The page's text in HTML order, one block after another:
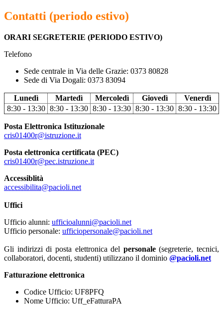
Contatti (periodo estivo)
ORARI SEGRETERIE (PERIODO ESTIVO)
Telefono
Sede centrale in Via delle Grazie: 0373 80828
Sede di Via Dogali: 0373 83094
Lunedì Martedì Mercoledì Giovedì
Venerdì
8:30 - 13:30 8:30 - 13:30 8:30 - 13:30 8:30 - 13:30 8:30 - 13:30
Posta Elettronica Istituzionale
cris01400r@istruzione.it
Posta elettronica certificata (PEC)
cris01400r@pec.istruzione.it
Accessiblità
accessibilita@pacioli.net
Uffici
Ufficio alunni: ufficioalunni@pacioli.net
Ufficio personale: ufficiopersonale@pacioli.net
Gli indirizzi di posta elettronica del personale(segreterie, tecnici,
collaboratori, docenti, studenti) utilizzano il dominio @pacioli.net
Fatturazione elettronica
Codice Ufficio: UF8PFQ
Nome Ufficio: Uff_eFatturaPA